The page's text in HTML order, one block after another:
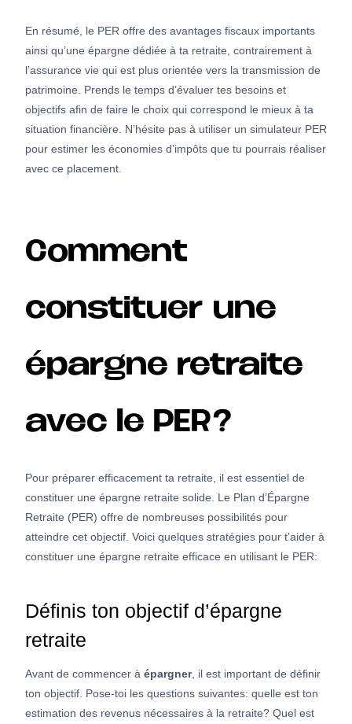
En résumé, le PER offre des avantages fiscaux importants
ainsi qu’une épargne dédiée à ta retraite, contrairement à
l’assurance vie qui est plus orientée vers la transmission de
patrimoine. Prends le temps d’évaluer tes besoins et
objectifs afin de faire le choix qui correspond le mieux à ta
situation financière. N’hésite pas à utiliser un simulateur PER
pour estimer les économies d’impôts que tu pourrais réaliser
avec ce placement.
Comment
constituer une
épargne retraite
avec le PER?
Pour préparer efficacement ta retraite, il est essentiel de
constituer une épargne retraite solide. Le Plan d’Épargne
Retraite (PER) offre de nombreuses possibilités pour
atteindre cet objectif. Voici quelques stratégies pour t’aider à
constituer une épargne retraite efficace en utilisant le PER:
Définis ton objectif d’épargne
retraite
Avant de commencer à épargner, il est important de définir
ton objectif. Pose-toi les questions suivantes: quelle est ton
estimation des revenus nécessaires à la retraite? Quel est